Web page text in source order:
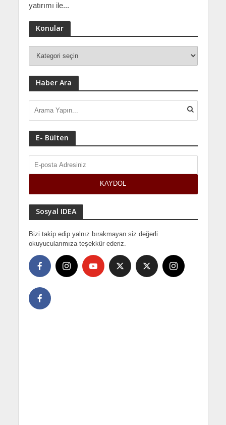
yatırımı ile...
Konular
Haber Ara
E- Bülten
Sosyal IDEA
Bizi takip edip yalnız bırakmayan siz değerli
okuyucularımıza teşekkür ederiz.